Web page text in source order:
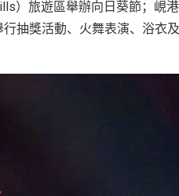
）旅遊區舉辦向日葵節；峴港
抽獎活動、火舞表演、浴衣